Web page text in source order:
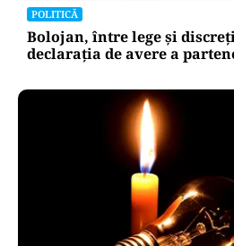
POLITICĂ
Bolojan, între lege și
declarația de avere a